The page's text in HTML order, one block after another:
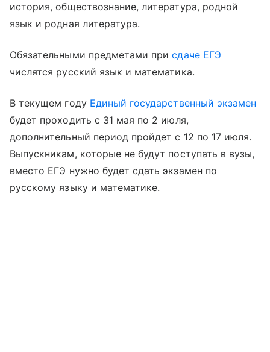
история, обществознание, литература, родной
язык и родная литература.
Обязательными предметами присдаче ЕГЭ
числятся русский язык и математика.
В текущем году Единый государственный экзамен
будет проходить с 31 мая по 2 июля,
дополнительный период пройдет с 12 по 17 июля.
Выпускникам, которые не будут поступать в вузы,
вместо ЕГЭ нужно будет сдать экзамен по
русскому языку и математике.